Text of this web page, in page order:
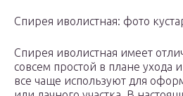
Спирея иволистная: фото
Спирея иволистная имеет
совсем простой в плане ухода
все чаще используют для